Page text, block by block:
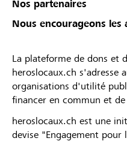
Nos partenaires
Nous encourageons les
La plateforme de dons et
heroslocaux.ch s'adresse
organisations d'utilité
financer en commun et
heroslocaux.ch est une
devise "Engagement pour